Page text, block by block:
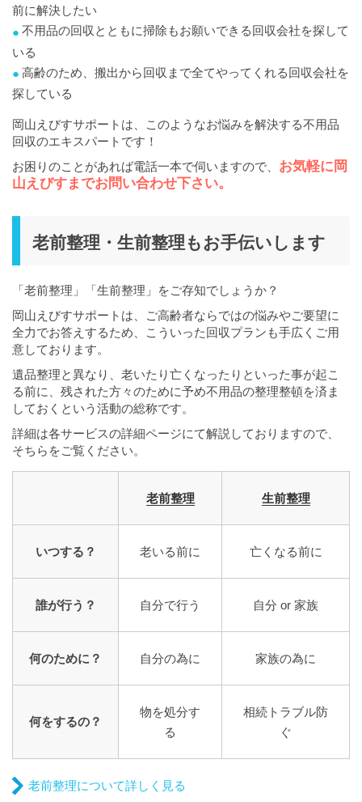
前に解決したい
不用品の回収とともに掃除もお願いできる回収会社を探して
いる
高齢のため、搬出から回収まで全てやってくれる回収会社を
探している
岡山えびすサポートは、このようなお悩みを解決する不用品
回収のエキスパートです！
お困りのことがあれば電話一本で伺いますので、 お気軽に岡
山えびすまでお問い合わせ下さい。
老前整理・生前整理もお手伝いします
「老前整理」「生前整理」をご存知でしょうか？
岡山えびすサポートは、ご高齢者ならではの悩みやご要望に
全力でお答えするため、こういった回収プランも手広くご用
意しております。
遺品整理と異なり、老いたり亡くなったりといった事が起こ
る前に、残された方々のために予め不用品の整理整頓を済ま
しておくという活動の総称です。
詳細は各サービスの詳細ページにて解説しておりますので、
そちらをご覧ください。
老前整理 生前整理
いつする？ 老いる前に 亡くなる前に
誰が行う？ 自分で行う 自分 or 家族
何のために？ 自分の為に 家族の為に
何をするの？
物を処分す
る
相続トラブル防
ぐ
老前整理について詳しく見る